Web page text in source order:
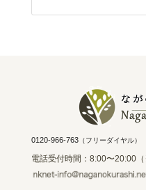
0120-966-763（フリーダイヤル）
電話受付時間：8:00〜20:00